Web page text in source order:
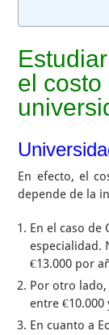
el costo
En efecto, el
depende de la
En el caso de
especialidad.
€13.000 por
Por otro lado,
entre €10.000
En cuanto a